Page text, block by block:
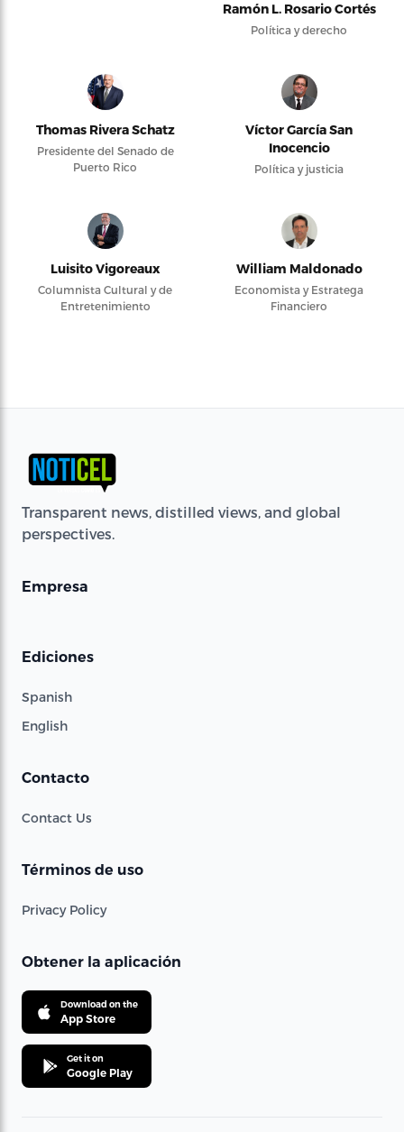
Ramón L. Rosario Cortés
Política y derecho
Thomas Rivera Schatz
Presidente del Senado de
Puerto Rico
Víctor García San
Inocencio
Política y justicia
Luisito Vigoreaux
Columnista Cultural y de
Entretenimiento
William Maldonado
Economista y Estratega
Financiero
Transparent news, distilled views, and global
perspectives.
Empresa
Ediciones
Spanish
English
Contacto
Contact Us
Términos de uso
Privacy Policy
Obtener la aplicación
Download on the
App Store
Get it on
Google Play